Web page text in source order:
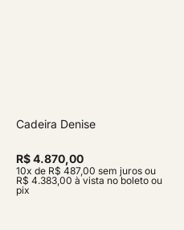
Cadeira Denise
R$ 4.870,00
10x de R$ 487,00 sem juros ou
R$ 4.383,00 à vista no boleto ou
pix